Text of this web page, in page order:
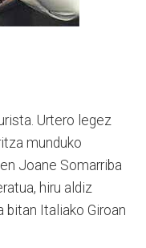
Urtero legez
munduko
Joane Somarriba
hiru aldiz
bitan Italiako Giroan